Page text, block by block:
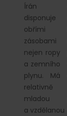
Írán
disponuje
obřími
zásobami
nejen ropy
a zemního
plynu. Má
relativně
mladou
a vzdělanou